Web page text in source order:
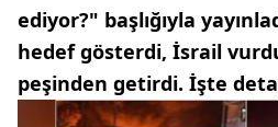
ediyor?" başlığıyla
hedef gösterdi, İsrail
peşinden getirdi. İşte